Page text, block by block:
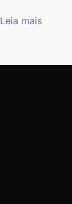
Leia mais